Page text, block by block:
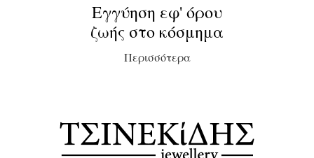
Εγγύηση εφ' όρου
ζωής στο κόσμημα
Περισσότερα